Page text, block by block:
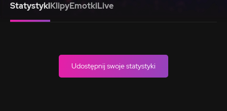
StatystykiKlipyEmotkiLive
Udostępnij swoje statystyki